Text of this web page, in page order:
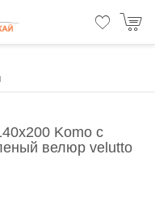
Komo с
велюр velutto